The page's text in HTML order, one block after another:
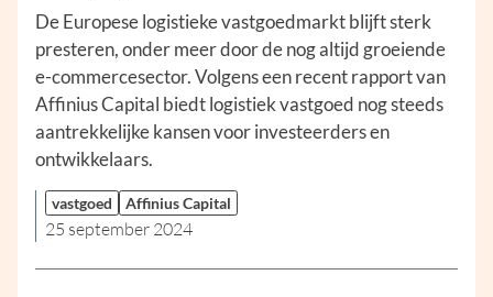
De Europese logistieke vastgoedmarkt blijft sterk
presteren, onder meer door de nog altijd groeiende
e-commercesector. Volgens een recent rapport van
Affinius Capital biedt logistiek vastgoed nog steeds
aantrekkelijke kansen voor investeerders en
ontwikkelaars.
vastgoed Affinius Capital
25 september 2024